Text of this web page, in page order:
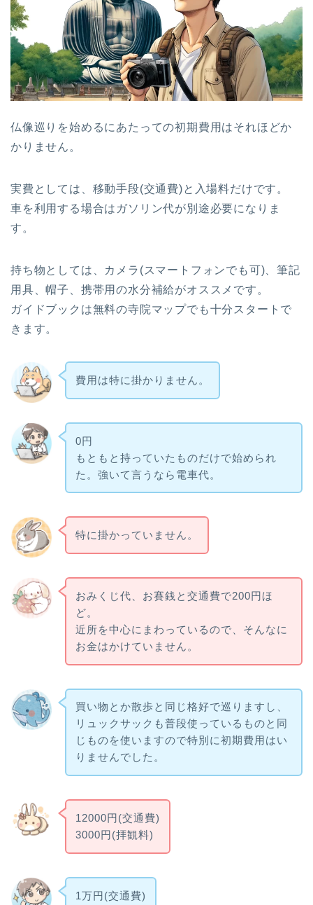
仏像巡りを始めるにあたっての初期費用はそれほどか
かりません。
実費としては、移動手段(交通費)と入場料だけです。
車を利用する場合はガソリン代が別途必要になりま
す。
持ち物としては、カメラ(スマートフォンでも可)、筆記
用具、帽子、携帯用の水分補給がオススメです。
ガイドブックは無料の寺院マップでも十分スタートで
きます。
費用は特に掛かりません。
0円
もともと持っていたものだけで始められ
た。強いて言うなら電車代。
特に掛かっていません。
おみくじ代、お賽銭と交通費で200円ほ
ど。
近所を中心にまわっているので、そんなに
お金はかけていません。
買い物とか散歩と同じ格好で巡りますし、
リュックサックも普段使っているものと同
じものを使いますので特別に初期費用はい
りませんでした。
12000円(交通費)
3000円(拝観料)
1万円(交通費)